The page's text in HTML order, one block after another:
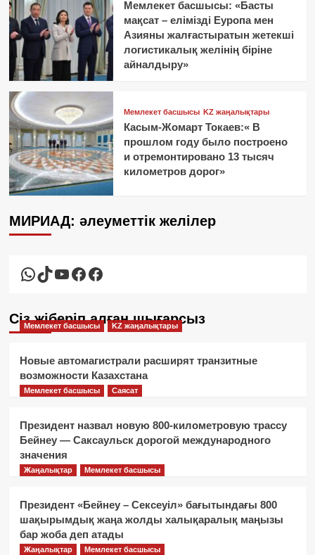
Мемлекет басшысы: «Басты
мақсат – елімізді Еуропа мен
Азияны жалғастыратын жетекші
логистикалық желінің біріне
айналдыру»
Мемлекет басшысы KZ жаңалықтары
Касым-Жомарт Токаев:« В
прошлом году было построено
и отремонтировано 13 тысяч
километров дорог»
МИРИАД: әлеуметтік желілер
WhatsApp
TikTok
YouTube
Facebook
Facebook
Сіз жіберіп алған шығарсыз
Мемлекет басшысы KZ жаңалықтары
Новые автомагистрали расширят транзитные
возможности Казахстана
Мемлекет басшысы Саясат
Президент назвал новую 800-километровую трассу
Бейнеу — Саксаульск дорогой международного
значения
Жаңалықтар Мемлекет басшысы
Президент «Бейнеу – Сексеуіл» бағытындағы 800
шақырымдық жаңа жолды халықаралық маңызы
бар жоба деп атады
Жаңалықтар Мемлекет басшысы